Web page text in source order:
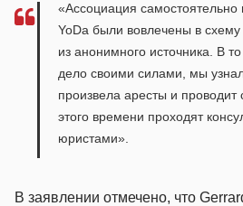
«Ассоциация
YoDa были вовлечены в
из анонимного источника. В
дело своими силами, мы
произвела аресты и
этого времени проходят
юристами».
В заявлении отмечено, что